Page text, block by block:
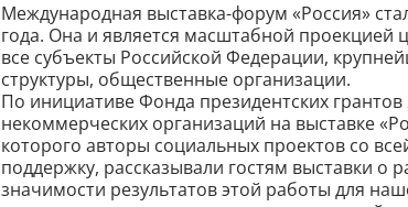
Международная выставка-форум «Россия»
года. Она и является масштабной проекцией
все субъекты Российской Федерации,
структуры, общественные организации.
По инициативе Фонда президентских
некоммерческих организаций на выставке
которого авторы социальных проектов со
поддержку, рассказывали гостям выставки о
значимости результатов этой работы для